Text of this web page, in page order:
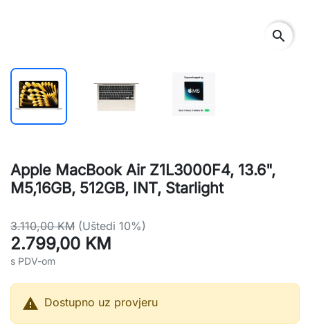
search
Apple MacBook Air Z1L3000F4, 13.6",
M5,16GB, 512GB, INT, Starlight
3.110,00 KM (Uštedi 10%)
2.799,00 KM
s PDV-om
 Dostupno uz provjeru